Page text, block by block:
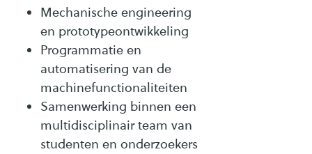
Mechanische engineering
en prototypeontwikkeling
Programmatie en
automatisering van de
machinefunctionaliteiten
Samenwerking binnen een
multidisciplinair team van
studenten en onderzoekers